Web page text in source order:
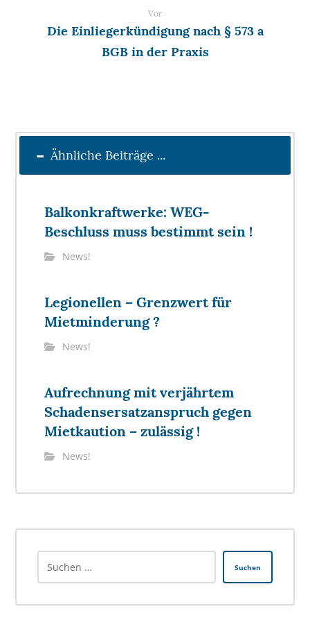
Vor
Die Einliegerkündigung nach § 573 a
BGB in der Praxis
Ähnliche Beiträge ...
Balkonkraftwerke: WEG-
Beschluss muss bestimmt sein !
News!
Legionellen – Grenzwert für
Mietminderung ?
News!
Aufrechnung mit verjährtem
Schadensersatzanspruch gegen
Mietkaution – zulässig !
News!
Suchen